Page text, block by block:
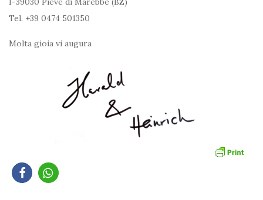
Tel. +39 0474 501350
Molta gioia vi augura